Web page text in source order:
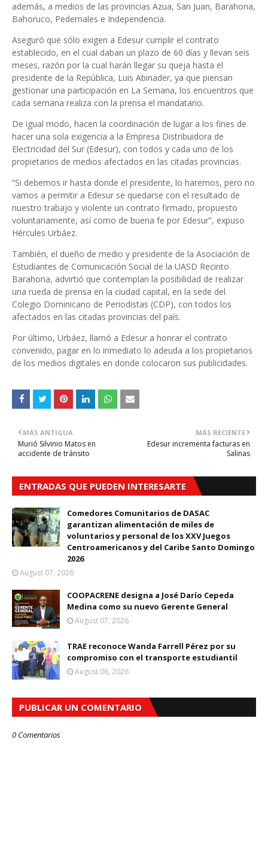
además, a medios de las provincias Azua, San Juan, Barahona,
Bahoruco, Pedernales e Independencia.
Aseguró que sólo exigen a Edesur cumplir el contrato
establecido, en el cual daban un plazo de 60 días y llevan seis
meses, razón por la cual harán llegar su queja hasta el
presidente de la República, Luis Abinader, ya que piensan
gestionar una participación en La Semana, los encuentros que
cada semana realiza con la prensa el mandatario.
De igual modo, hacen la coordinación de lugar a los fines de
hacer una sola exigencia a la Empresa Distribuidora de
Electricidad del Sur (Edesur), con todos y cada uno de los
propietarios de medios afectados en las citadas provincias.
“Si debemos ir hasta donde el presidente, lo haremos, pero no
vamos a permitir a Edesur se quedarse con el resultado de
nuestro trabajo y violente un contrato firmado, propuesto
voluntariamente, así como de buena fe por Edesur”, expuso
Hércules Urbáez.
También, el dueño de medio y presidente de la Asociación de
Estudiantes de Comunicación Social de la UASD Recinto
Barahona, advirtió que contemplan la posibilidad de realizar
una rueda de prensa en la ciudad capital, en la sede del
Colegio Dominicano de Periodistas (CDP), con todos los
afectados en las citadas provincias del país.
Por último, Urbáez, llamó a Edesur a honrar el contrato
convenido, pagar en lo inmediato lo adeuda a los propietarios
de los medios digitales en donde colocaron sus publicidades.
MÁS RECIENTE
Edesur incrementa facturas en
Salinas
MÁS ANTIGUA
Murió Silvinio Matos en
accidente de tránsito
ENTRADAS QUE PUEDEN INTERESARTE
Comedores Comunitarios de DASAC
garantizan alimentación de miles de
voluntarios y personal de los XXV Juegos
Centroamericanos y del Caribe Santo Domingo
2026
August 07, 2026
COOPACRENE designa a José Darío Cepeda
Medina como su nuevo Gerente General
August 07, 2026
TRAE reconoce Wanda Farrell Pérez por su
compromiso con el transporte estudiantil
August 06, 2026
PUBLICAR UN COMENTARIO
0 Comentarios